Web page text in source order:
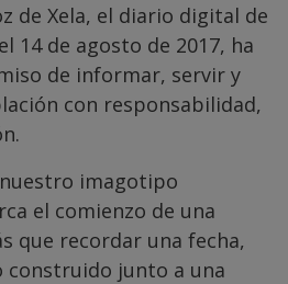
de Xela, el diario digital de
14 de agosto de 2017, ha
de informar, servir y
con responsabilidad,
imagotipo
el comienzo de una
que recordar una fecha,
construido junto a una